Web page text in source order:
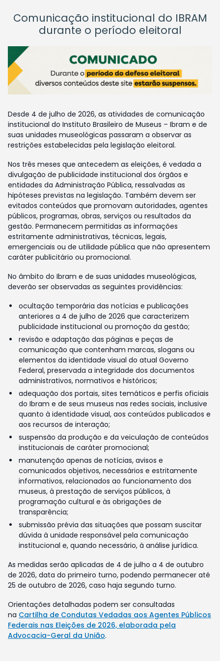
Comunicação institucional do IBRAM
durante o período eleitoral
Desde 4 de julho de 2026, as atividades de comunicação
institucional do Instituto Brasileiro de Museus – Ibram e de
suas unidades museológicas passaram a observar as
restrições estabelecidas pela legislação eleitoral.
Nos três meses que antecedem as eleições, é vedada a
divulgação de publicidade institucional dos órgãos e
entidades da Administração Pública, ressalvadas as
hipóteses previstas na legislação. Também devem ser
evitados conteúdos que promovam autoridades, agentes
públicos, programas, obras, serviços ou resultados da
gestão. Permanecem permitidas as informações
estritamente administrativas, técnicas, legais,
emergenciais ou de utilidade pública que não apresentem
caráter publicitário ou promocional.
No âmbito do Ibram e de suas unidades museológicas,
deverão ser observadas as seguintes providências:
ocultação temporária das notícias e publicações
anteriores a 4 de julho de 2026 que caracterizem
publicidade institucional ou promoção da gestão;
revisão e adaptação das páginas e peças de
comunicação que contenham marcas, slogans ou
elementos da identidade visual do atual Governo
Federal, preservada a integridade dos documentos
administrativos, normativos e históricos;
adequação dos portais, sites temáticos e perfis oficiais
do Ibram e de seus museus nas redes sociais, inclusive
quanto à identidade visual, aos conteúdos publicados e
aos recursos de interação;
suspensão da produção e da veiculação de conteúdos
institucionais de caráter promocional;
manutenção apenas de notícias, avisos e
comunicados objetivos, necessários e estritamente
informativos, relacionados ao funcionamento dos
museus, à prestação de serviços públicos, à
programação cultural e às obrigações de
transparência;
submissão prévia das situações que possam suscitar
dúvida à unidade responsável pela comunicação
institucional e, quando necessário, à análise jurídica.
As medidas serão aplicadas de 4 de julho a 4 de outubro
de 2026, data do primeiro turno, podendo permanecer até
25 de outubro de 2026, caso haja segundo turno.
Orientações detalhadas podem ser consultadas
na Cartilha de Condutas Vedadas aos Agentes Públicos
Federais nas Eleições de 2026, elaborada pela
Advocacia-Geral da União.